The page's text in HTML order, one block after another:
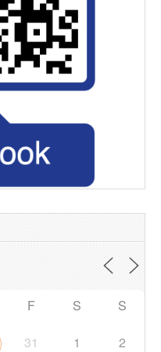
F S S
31 1 2